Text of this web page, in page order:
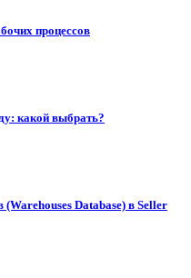
процессов
какой выбрать?
Database) в Seller